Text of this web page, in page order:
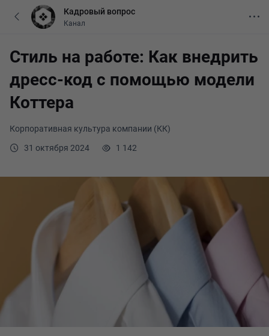
Корпоративная культура компании (КК)
31 октября 2024
1 142
Стиль на работе: Как внедрить
дресс-код с помощью модели
Коттера
Кадровый вопрос
Канал